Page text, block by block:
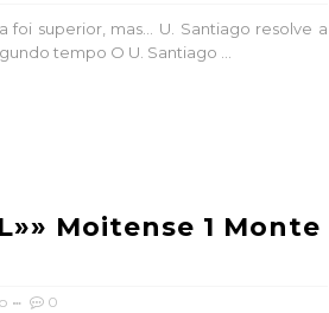
foi superior, mas... U. Santiago resolve a
tempo O U. Santiago ...
Moitense 1 Monte
0